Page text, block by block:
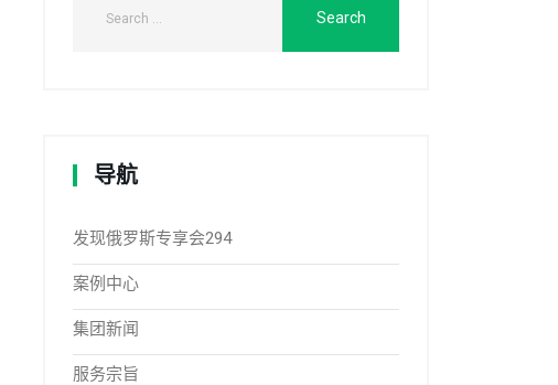
导航
发现俄罗斯专享会294
案例中心
集团新闻
服务宗旨